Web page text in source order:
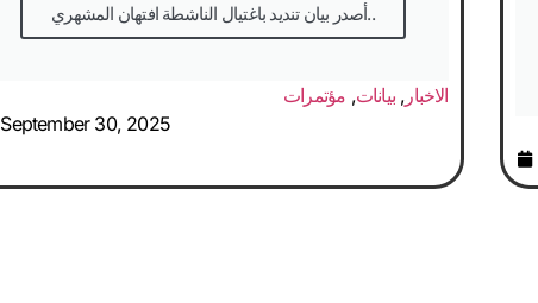
أصدر بيان تنديد باغتيال الناشطة افتهان المشهري..
الاخبار , بيانات, مؤتمرات
September 30, 2025